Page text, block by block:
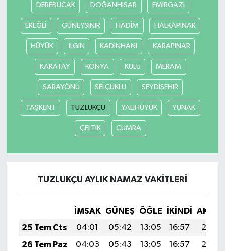
DEREBUCAK DOĞANHİSAR EMİRGAZİ
EREĞLİ GÜNEYSINIR HADİM HALKAPINAR
HÜYÜK ILGIN KADINHANI KARAPINAR
KARATAY KONYA KULU MERAM
SARAYÖNÜ SELÇUKLU SEYDİŞEHİR
TAŞKENT TUZLUKÇU YALIHÜYÜK YUNAK
ÇELTİK ÇUMRA
TUZLUKÇU AYLIK NAMAZ VAKITLERI
İMSAK GÜNEŞ ÖĞLE İKINDI
25 Tem Cts
04:01 05:42 13:05 16:57
20:18
26 Tem Paz
04:03 05:43 13:05 16:57
20:17